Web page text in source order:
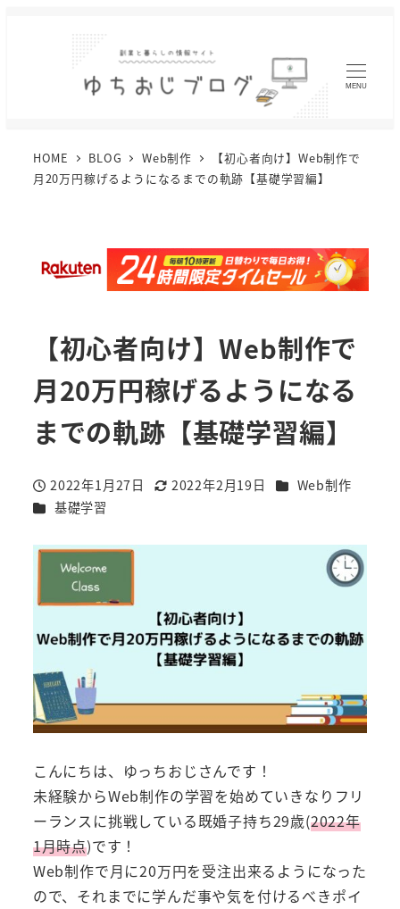
MENU
HOME BLOG Web制作
【初心者向け】Web制作で
月20万円稼げるようになるまでの軌跡【基礎学習編】
【初心者向け】Web制作で
月20万円稼げるようになる
までの軌跡【基礎学習編】
投稿日
2022年1月27日
更新日
2022年2月19日 カテゴリー
Web制作
カテゴリー
基礎学習
こんにちは、ゆっちおじさんです！
未経験からWeb制作の学習を始めていきなりフリ
ーランスに挑戦している既婚子持ち29歳(2022年
1月時点)です！
Web制作で月に20万円を受注出来るようになった
ので、それまでに学んだ事や気を付けるべきポイ